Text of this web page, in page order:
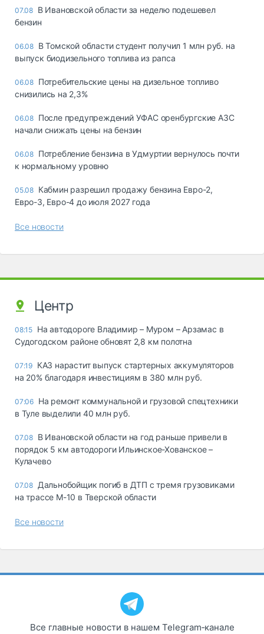
07.08 В Ивановской области за неделю подешевел
бензин
06.08 В Томской области студент получил 1 млн руб. на
выпуск биодизельного топлива из рапса
06.08 Потребительские цены на дизельное топливо
снизились на 2,3%
06.08 После предупреждений УФАС оренбургские АЗС
начали снижать цены на бензин
06.08 Потребление бензина в Удмуртии вернулось почти
к нормальному уровню
05.08 Кабмин разрешил продажу бензина Евро-2,
Евро-3, Евро-4 до июля 2027 года
Все новости
Центр
08:15 На автодороге Владимир – Муром – Арзамас в
Судогодском районе обновят 2,8 км полотна
07:19 КАЗ нарастит выпуск стартерных аккумуляторов
на 20% благодаря инвестициям в 380 млн руб.
07:06 На ремонт коммунальной и грузовой спецтехники
в Туле выделили 40 млн руб.
07.08 В Ивановской области на год раньше привели в
порядок 5 км автодороги Ильинское-Хованское –
Кулачево
07.08 Дальнобойщик погиб в ДТП с тремя грузовиками
на трассе М-10 в Тверской области
Все новости
Все главные новости в нашем Telegram‑канале